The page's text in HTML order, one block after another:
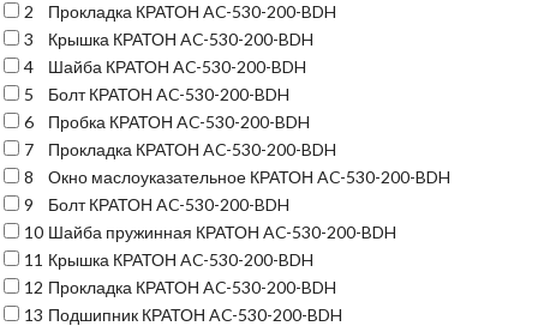
2
Прокладка КРАТОН AC-530-200-BDH
3
Крышка КРАТОН AC-530-200-BDH
4
Шайба КРАТОН AC-530-200-BDH
5
Болт КРАТОН AC-530-200-BDH
6
Пробка КРАТОН AC-530-200-BDH
7
Прокладка КРАТОН AC-530-200-BDH
8
Окно маслоуказательное КРАТОН AC-530-200-BDH
9
Болт КРАТОН AC-530-200-BDH
10 Шайба пружинная КРАТОН AC-530-200-BDH
11 Крышка КРАТОН AC-530-200-BDH
12 Прокладка КРАТОН AC-530-200-BDH
13 Подшипник КРАТОН AC-530-200-BDH